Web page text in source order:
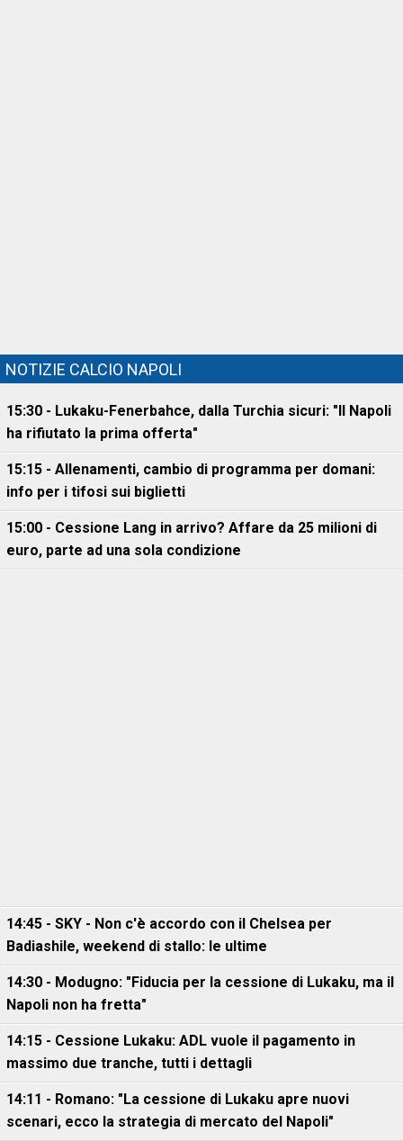
NOTIZIE CALCIO NAPOLI
15:30 - Lukaku-Fenerbahce, dalla Turchia sicuri: "Il Napoli
ha rifiutato la prima offerta"
15:15 - Allenamenti, cambio di programma per domani:
info per i tifosi sui biglietti
15:00 - Cessione Lang in arrivo? Affare da 25 milioni di
euro, parte ad una sola condizione
14:45 - SKY - Non c'è accordo con il Chelsea per
Badiashile, weekend di stallo: le ultime
14:30 - Modugno: "Fiducia per la cessione di Lukaku, ma il
Napoli non ha fretta"
14:15 - Cessione Lukaku: ADL vuole il pagamento in
massimo due tranche, tutti i dettagli
14:11 - Romano: "La cessione di Lukaku apre nuovi
scenari, ecco la strategia di mercato del Napoli"